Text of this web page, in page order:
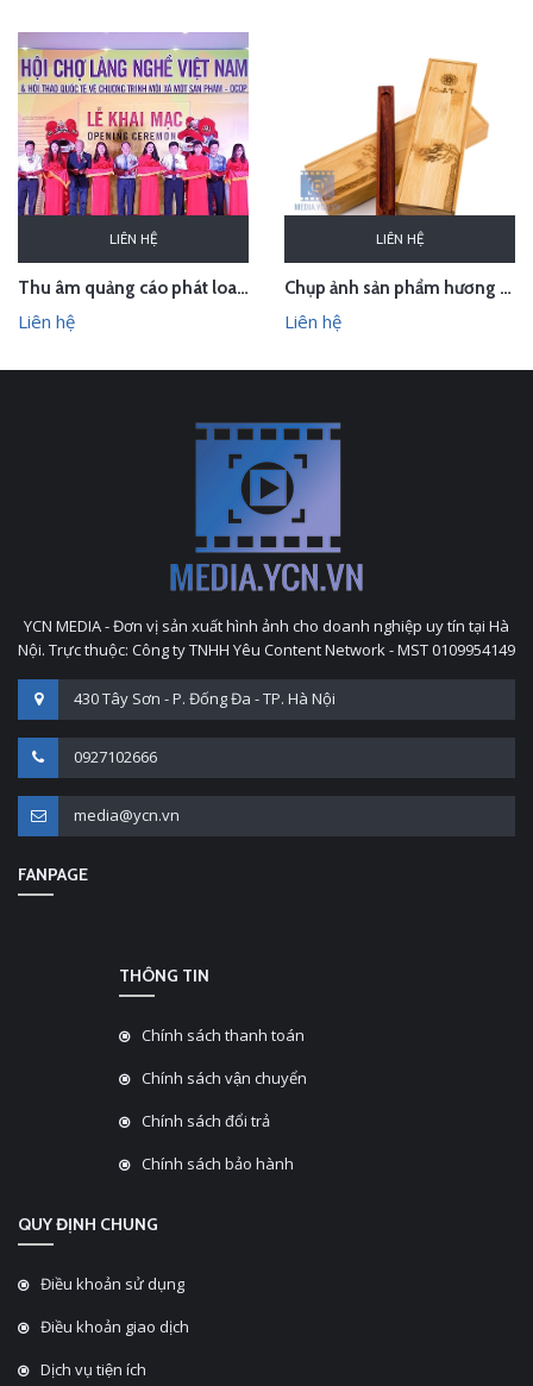
LIÊN HỆ
Thu âm quảng cáo phát loa cho Hội chợ Làng nghề VN 2018
Liên hệ
LIÊN HỆ
Chụp ảnh sản phẩm hương trầm Hương Xưa - Kính Tâm trong studio Hà Nội
Liên hệ
YCN MEDIA - Đơn vị sản xuất hình ảnh cho doanh nghiệp uy tín tại Hà
Nội. Trực thuộc: Công ty TNHH Yêu Content Network - MST 0109954149
430 Tây Sơn - P. Đống Đa - TP. Hà Nội
0927102666
media@ycn.vn
FANPAGE
THÔNG TIN
Chính sách thanh toán
Chính sách vận chuyển
Chính sách đổi trả
Chính sách bảo hành
QUY ĐỊNH CHUNG
Điều khoản sử dụng
Điều khoản giao dịch
Dịch vụ tiện ích